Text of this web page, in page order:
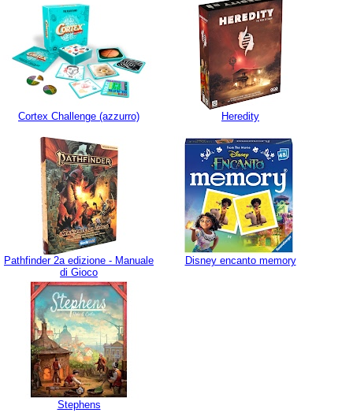
Cortex Challenge (azzurro) Heredity
Pathfinder 2a edizione - Manuale
di Gioco
Disney encanto memory
Stephens